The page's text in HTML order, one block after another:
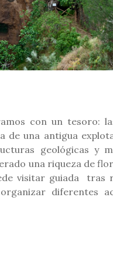
con un tesoro:
de una antigua
geológicas y
una riqueza de
visitar guiada tras
diferentes